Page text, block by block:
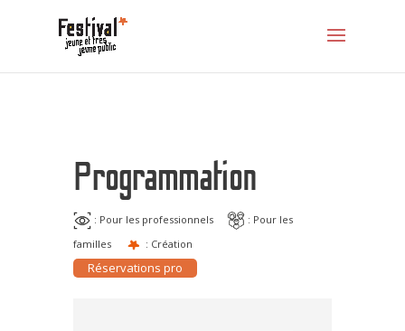
Programmation
: Pour les professionnels
: Pour les
familles
: Création
Réservations pro